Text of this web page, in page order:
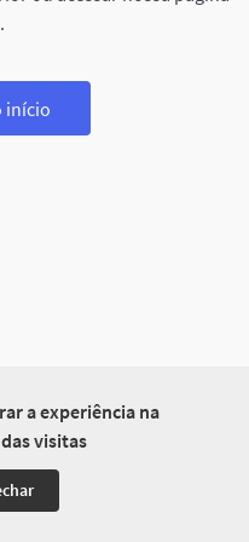
a experiência na
visitas
início